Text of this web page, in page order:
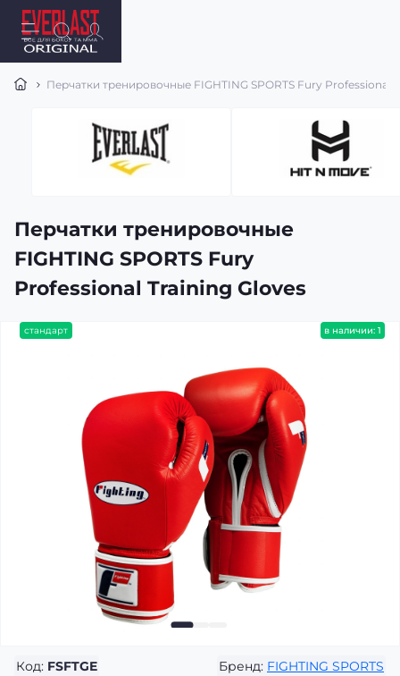
Перчатки тренировочные FIGHTING SPORTS Fury Professional
Перчатки тренировочные
FIGHTING SPORTS Fury
Professional Training Gloves
стандарт в наличии: 1
Код: FSFTGE Бренд: FIGHTING SPORTS